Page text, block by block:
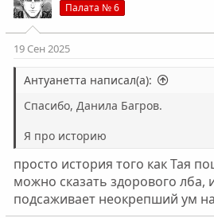
Палата № 6
19 Сен 2025
Антуанетта написал(а):
Спасибо, Данила Багров.
Я про историю
просто история того как Тая
можно сказать здорового лба,
подсаживает неокрепший ум